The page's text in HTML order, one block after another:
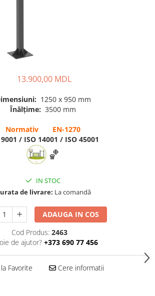
copii
pentru copii
pentru grădinițe
grădinițe
13.900,00 MDL
1250 x 950 mm
Înălțime: 3500 mm
Normativ EN-1270
9001 / ISO 14001 / ISO 45001
🏀
IN STOC
de livrare: La comandă
ADAUGA IN COS
Cod Produs: 2463
de ajutor? +373 690 77 456
Favorite Cere informatii